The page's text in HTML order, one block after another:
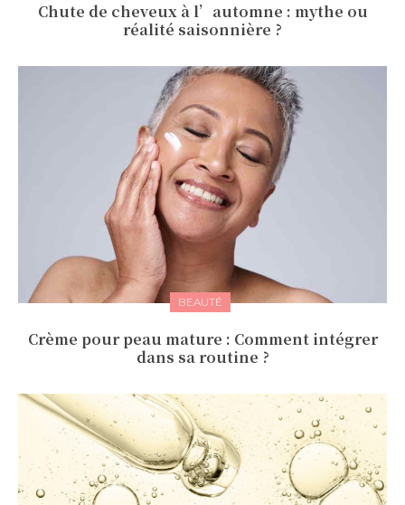
Chute de cheveux à l’automne : mythe ou
réalité saisonnière ?
BEAUTÉ
Crème pour peau mature : Comment intégrer
dans sa routine ?